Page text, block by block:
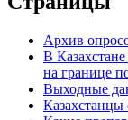
Архив
В
на границе
Выходные
Казахстанцы